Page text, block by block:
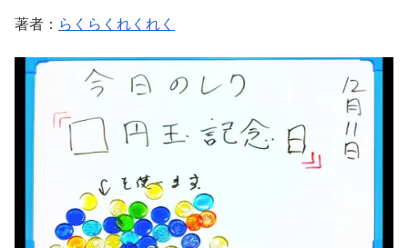
著者： らくらくれくれく